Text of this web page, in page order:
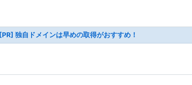
[PR] 独自ドメインは早めの取得がおすすめ！